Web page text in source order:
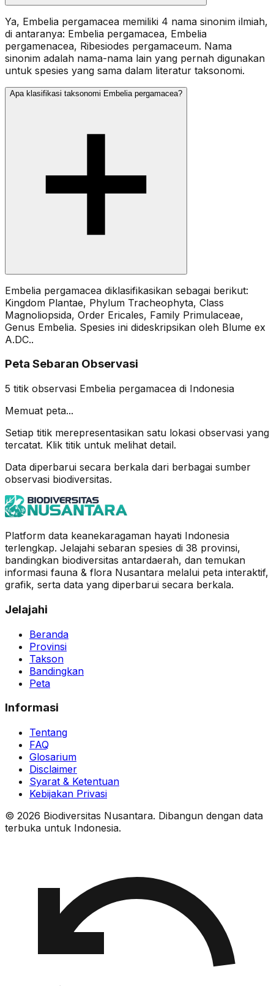
Ya, Embelia pergamacea memiliki 4 nama sinonim ilmiah,
di antaranya: Embelia pergamacea, Embelia
pergamenacea, Ribesiodes pergamaceum. Nama
sinonim adalah nama-nama lain yang pernah digunakan
untuk spesies yang sama dalam literatur taksonomi.
Apa klasifikasi taksonomi Embelia pergamacea?
Embelia pergamacea diklasifikasikan sebagai berikut:
Kingdom Plantae, Phylum Tracheophyta, Class
Magnoliopsida, Order Ericales, Family Primulaceae,
Genus Embelia. Spesies ini dideskripsikan oleh Blume ex
A.DC..
Peta Sebaran Observasi
5 titik observasi Embelia pergamacea di Indonesia
Memuat peta...
Setiap titik merepresentasikan satu lokasi observasi yang
tercatat. Klik titik untuk melihat detail.
Data diperbarui secara berkala dari berbagai sumber
observasi biodiversitas.
Platform data keanekaragaman hayati Indonesia
terlengkap. Jelajahi sebaran spesies di 38 provinsi,
bandingkan biodiversitas antardaerah, dan temukan
informasi fauna & flora Nusantara melalui peta interaktif,
grafik, serta data yang diperbarui secara berkala.
Jelajahi
Beranda
Provinsi
Takson
Bandingkan
Peta
Informasi
Tentang
FAQ
Glosarium
Disclaimer
Syarat & Ketentuan
Kebijakan Privasi
© 2026 Biodiversitas Nusantara. Dibangun dengan data
terbuka untuk Indonesia.